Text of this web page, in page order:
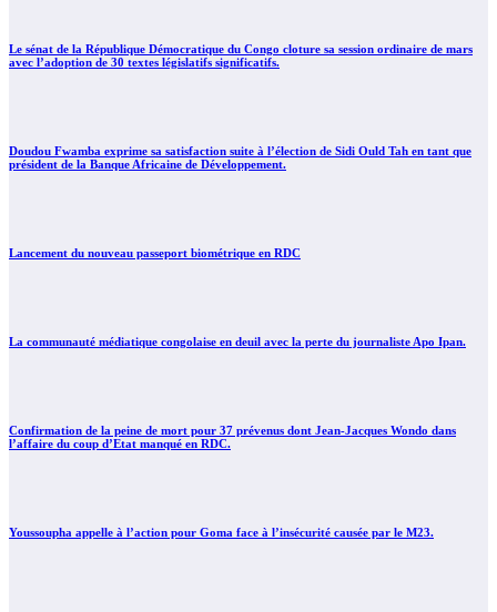
Le sénat de la République Démocratique du Congo cloture sa session ordinaire de mars
avec l’adoption de 30 textes législatifs significatifs.
Doudou Fwamba exprime sa satisfaction suite à l’élection de Sidi Ould Tah en tant que
président de la Banque Africaine de Développement.
Lancement du nouveau passeport biométrique en RDC
La communauté médiatique congolaise en deuil avec la perte du journaliste Apo Ipan.
Confirmation de la peine de mort pour 37 prévenus dont Jean-Jacques Wondo dans
l’affaire du coup d’Etat manqué en RDC.
Youssoupha appelle à l’action pour Goma face à l’insécurité causée par le M23.